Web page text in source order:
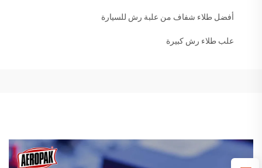
أفضل طلاء شفاف من علبة رش للسيارة
علب طلاء رش كبيرة